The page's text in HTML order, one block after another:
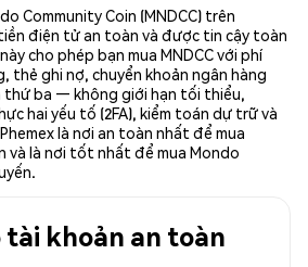
Community Coin (MNDCC) trên
điện tử an toàn và được tin cậy toàn
cho phép bạn mua MNDCC với phí
thẻ ghi nợ, chuyển khoản ngân hàng
thứ ba — không giới hạn tối thiểu,
hai yếu tố (2FA), kiểm toán dự trữ và
là nơi an toàn nhất để mua
và là nơi tốt nhất để mua Mondo
tài khoản an toàn